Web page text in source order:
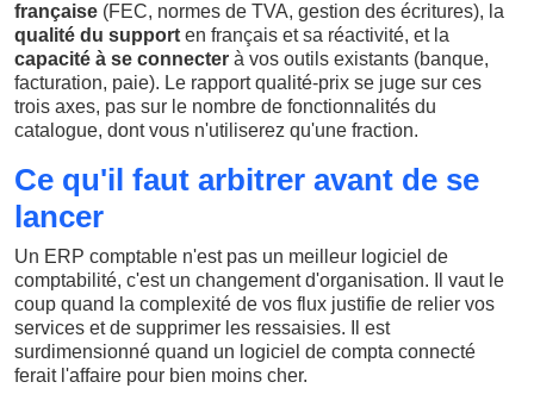
française (FEC, normes de TVA, gestion des écritures), la
qualité du support en français et sa réactivité, et la
capacité à se connecter à vos outils existants (banque,
facturation, paie). Le rapport qualité-prix se juge sur ces
trois axes, pas sur le nombre de fonctionnalités du
catalogue, dont vous n'utiliserez qu'une fraction.
Ce qu'il faut arbitrer avant de se
lancer
Un ERP comptable n'est pas un meilleur logiciel de
comptabilité, c'est un changement d'organisation. Il vaut le
coup quand la complexité de vos flux justifie de relier vos
services et de supprimer les ressaisies. Il est
surdimensionné quand un logiciel de compta connecté
ferait l'affaire pour bien moins cher.